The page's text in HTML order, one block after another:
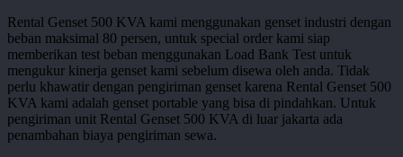
Rental Genset 500 KVA kami menggunakan genset industri dengan
beban maksimal 80 persen, untuk special order kami siap
memberikan test beban menggunakan Load Bank Test untuk
mengukur kinerja genset kami sebelum disewa oleh anda. Tidak
perlu khawatir dengan pengiriman genset karena Rental Genset 500
KVA kami adalah genset portable yang bisa di pindahkan. Untuk
pengiriman unit Rental Genset 500 KVA di luar jakarta ada
penambahan biaya pengiriman sewa.